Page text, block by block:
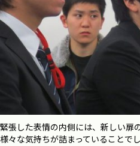
緊張した表情の内側には、新しい扉
様々な気持ちが詰まっていることでし